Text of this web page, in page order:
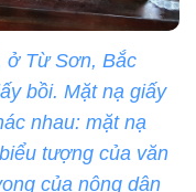
ở Từ Sơn, Bắc
bồi. Mặt nạ giấy
nhau: mặt nạ
tượng của văn
của nông dân